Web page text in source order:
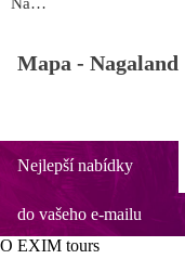
Mapa - Nagaland
Nejlepší nabídky
do vašeho e-mailu
O EXIM tours